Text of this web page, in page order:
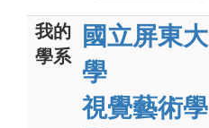
我的
學系
國立屏東大
學
視覺藝術學